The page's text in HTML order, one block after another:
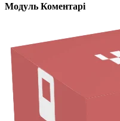
Модуль Коментарі